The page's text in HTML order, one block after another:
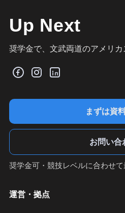
Up Next
奨学金で、文武両道のアメリカ
まずは資
お問い合
奨学金可・競技レベルに合わせ
運営・拠点